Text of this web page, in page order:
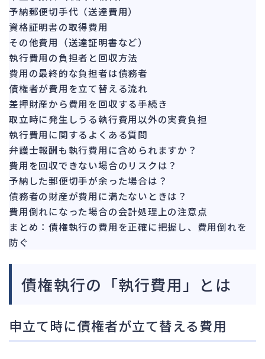
労災・ハラスメント 149
解雇・退職 129
事業運営 388
品質・リコール 48
情報漏洩・サイバー 269
事業再編 71
手続 701
私的整理
法的整理 476
債権者対応 19
換価・競売 55
予納郵便切手代（送達費用）
資格証明書の取得費用
その他費用（送達証明書など）
執行費用の負担者と回収方法
費用の最終的な負担者は債務者
債権者が費用を立て替える流れ
差押財産から費用を回収する手続き
取立時に発生しうる執行費用以外の実費負担
執行費用に関するよくある質問
弁護士報酬も執行費用に含められますか？
費用を回収できない場合のリスクは？
予納した郵便切手が余った場合は？
債務者の財産が費用に満たないときは？
費用倒れになった場合の会計処理上の注意点
まとめ：債権執行の費用を正確に把握し、費用倒れを
防ぐ
債権執行の「執行費用」とは
申立て時に債権者が立て替える費用